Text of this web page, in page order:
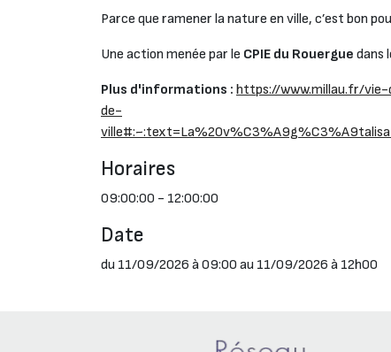
Parce que ramener la nature en ville, c’est bon
Une action menée par le CPIE du Rouergue dans
Plus d'informations : https://www.millau.fr/
de-
Horaires
09:00:00 - 12:00:00
Date
du 11/09/2026 à 09:00 au 11/09/2026 à 12h00